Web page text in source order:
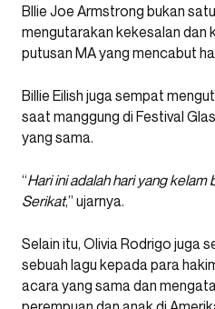
Bllie Joe Armstrong bukan
mengutarakan kekesalan dan
putusan MA yang mencabut
Billie Eilish juga sempat
saat manggung di Festival
yang sama.
“Hari ini adalah hari yang
Serikat,” ujarnya.
Selain itu, Olivia Rodrigo juga
sebuah lagu kepada para
acara yang sama dan